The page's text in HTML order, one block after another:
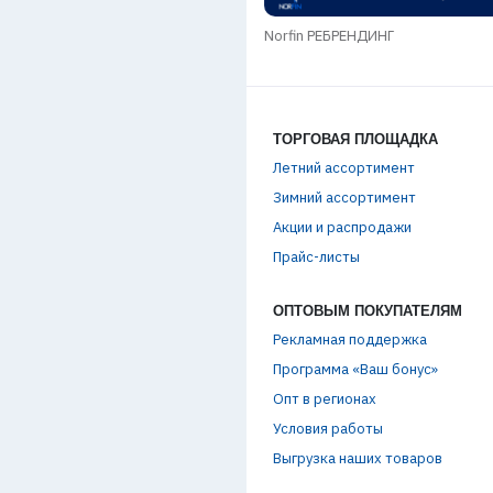
Norfin РЕБРЕНДИНГ
ТОРГОВАЯ ПЛОЩАДКА
Летний ассортимент
Зимний ассортимент
Акции и распродажи
Прайс-листы
ОПТОВЫМ ПОКУПАТЕЛЯМ
Рекламная поддержка
Программа «Ваш бонус»
Опт в регионах
Условия работы
Выгрузка наших товаров